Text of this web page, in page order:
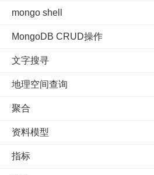
mongo shell
MongoDB CRUD操作
文字搜寻
地理空间查询
聚合
资料模型
指标